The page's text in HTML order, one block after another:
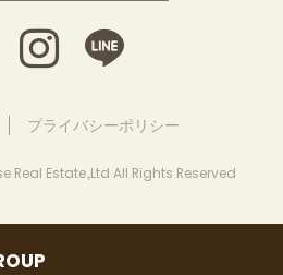
プライバシーポリシー
Estate.,Ltd All Rights Reserved